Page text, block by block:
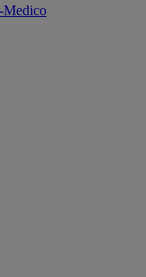
Medico